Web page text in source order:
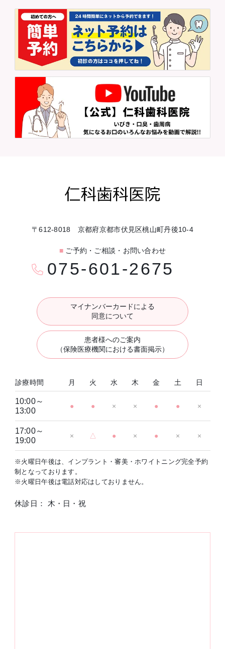
〒612-8018 京都府京都市伏見区桃山町丹後10-4
■ ご予約・ご相談・お問い合わせ
075-601-2675
マイナンバーカードによる
同意について
患者様へのご案内
（保険医療機関における書面掲示）
診療時間 月 火 水 木 金 土 日
10:00～
13:00
● ● × × ● ● ×
17:00～
19:00
× △ ● × ● × ×
※火曜日午後は、インプラント・審美・ホワイトニング完全予約
制となっております。
※火曜日午後は電話対応はしておりません。
休診日： 木・日・祝